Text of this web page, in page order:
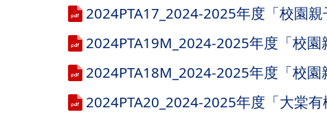
2024PTA17_2024-2025年度「校園親
2024PTA19M_2024-2025年度「校
2024PTA18M_2024-2025年度「校
2024PTA20_2024-2025年度「大棠